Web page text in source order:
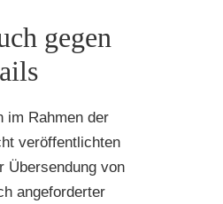
gegen
im Rahmen der
veröffentlichten
Übersendung von
angeforderter